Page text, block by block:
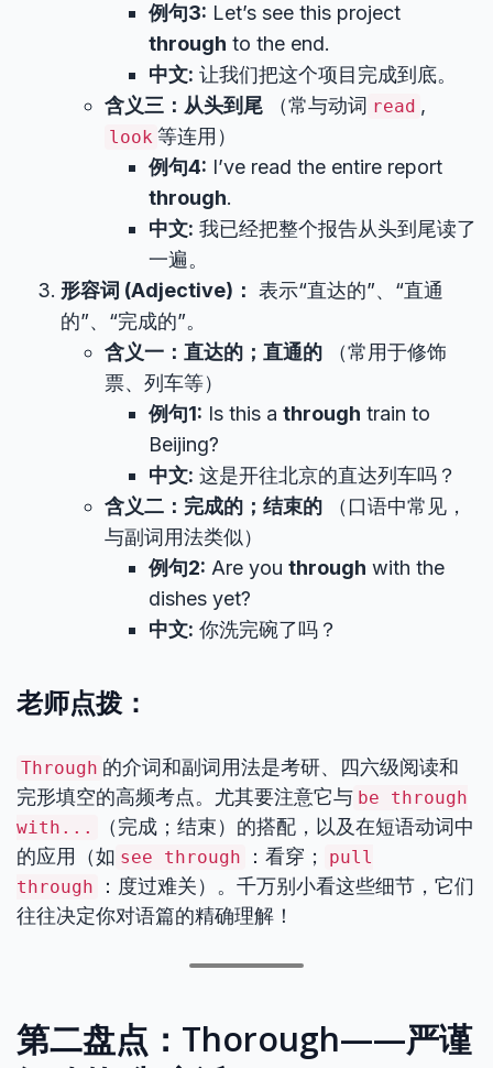
例句3: Let’s see this project
through to the end.
中文: 让我们把这个项目完成到底。
含义三：从头到尾 （常与动词 read ,
look 等连用）
例句4: I’ve read the entire report
through.
中文: 我已经把整个报告从头到尾读了
一遍。
形容词 (Adjective)： 表示“直达的”、“直通
的”、“完成的”。
含义一：直达的；直通的 （常用于修饰
票、列车等）
例句1: Is this a through train to
Beijing?
中文: 这是开往北京的直达列车吗？
含义二：完成的；结束的 （口语中常见，
与副词用法类似）
例句2: Are you through with the
dishes yet?
中文: 你洗完碗了吗？
老师点拨：
Through 的介词和副词用法是考研、四六级阅读和
完形填空的高频考点。尤其要注意它与 be through
with...
（完成；结束）的搭配，以及在短语动词中
的应用（如 see through ：看穿；
pull
through
：度过难关）。千万别小看这些细节，它们
往往决定你对语篇的精确理解！
第二盘点：Thorough——严谨